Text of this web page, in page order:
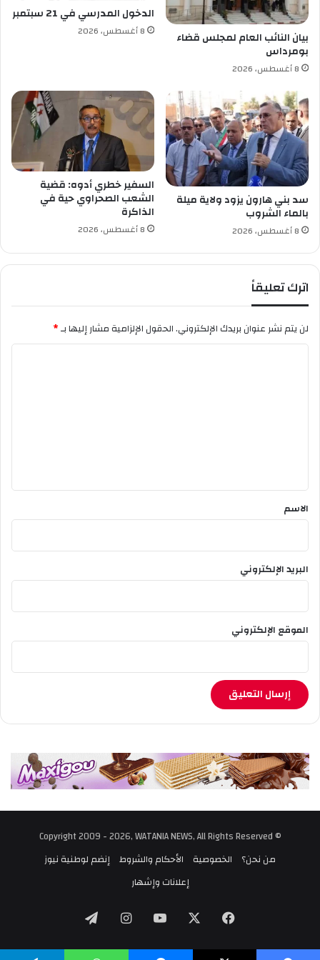
ل
ي
د
ا
ل
أ
ح
ى
م
ن
أ
م
ي
ر
د
و
ة
ط
ر
بيان النائب العام لمجلس قضاء
بومرداس
8 أغسطس، 2026
الدخول المدرسي في 21 سبتمبر
8 أغسطس، 2026
سد بني هارون يزود ولاية ميلة
بالماء الشروب
8 أغسطس، 2026
السفير خطري أدوه: قضية
الشعب الصحراوي حية في
الذاكرة
8 أغسطس، 2026
اترك تعليقاً
لن يتم نشر عنوان بريدك الإلكتروني.الحقول الإلزامية مشار إليها بـ*
*
الاسم
البريد الإلكتروني
الموقع الإلكتروني
© Copyright 2009 - 2026, WATANIA NEWS, All Rights Reserved
من نحن؟
الخصوصية الأحكام والشروط إنضم لوطنية نيوز
إعلانات وإشهار
فيسبوك ‫YouTube انستقرام